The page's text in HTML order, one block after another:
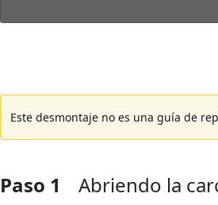
Este desmontaje no es una guía de
Paso 1 Abriendo la